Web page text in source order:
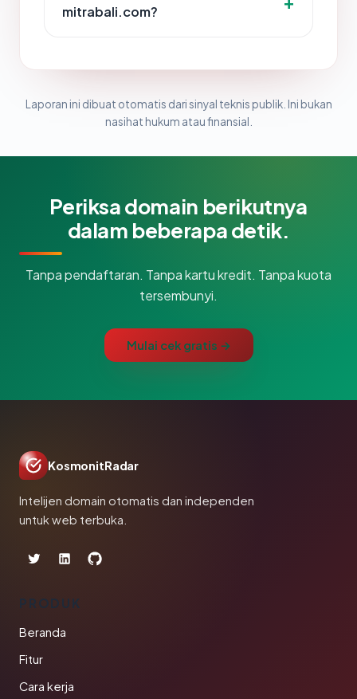
mitrabali.com?
Laporan ini dibuat otomatis dari sinyal teknis publik. Ini bukan
nasihat hukum atau finansial.
Periksa domain berikutnya
dalam beberapa detik.
Tanpa pendaftaran. Tanpa kartu kredit. Tanpa kuota
tersembunyi.
Mulai cek gratis →
KosmonitRadar
Intelijen domain otomatis dan independen
untuk web terbuka.
PRODUK
Beranda
Fitur
Cara kerja